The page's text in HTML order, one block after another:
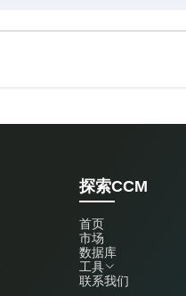
探索CCM
首页
市场
数据库
工具
联系我们